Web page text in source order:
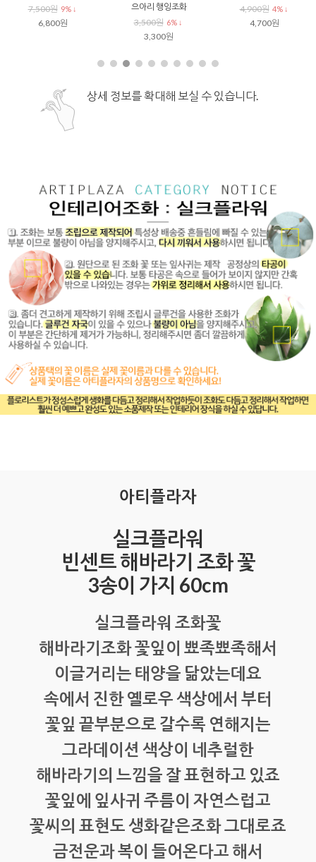
7,500원 9% ↓
6,800원
으아리 행잉조화
3,500원 6% ↓
3,300원
4,900원 4% ↓
4,700원
상세 정보를 확대해 보실 수 있습니다.
아티플라자
실크플라워
빈센트 해바라기 조화 꽃
3송이 가지 60cm
실크플라워 조화꽃
해바라기조화 꽃잎이 뾰족뾰족해서
이글거리는 태양을 닮았는데요
속에서 진한 옐로우 색상에서 부터
꽃잎 끝부분으로 갈수록 연해지는
그라데이션 색상이 네추럴한
해바라기의 느낌을 잘 표현하고 있죠
꽃잎에 잎사귀 주름이 자연스럽고
꽃씨의 표현도 생화같은조화 그대로죠
금전운과 복이 들어온다고 해서